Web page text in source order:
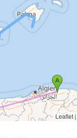
Leaflet|